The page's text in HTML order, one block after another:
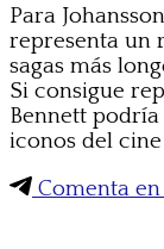
Para
representa un
sagas más
Si consigue
Bennett
iconos del
Comenta